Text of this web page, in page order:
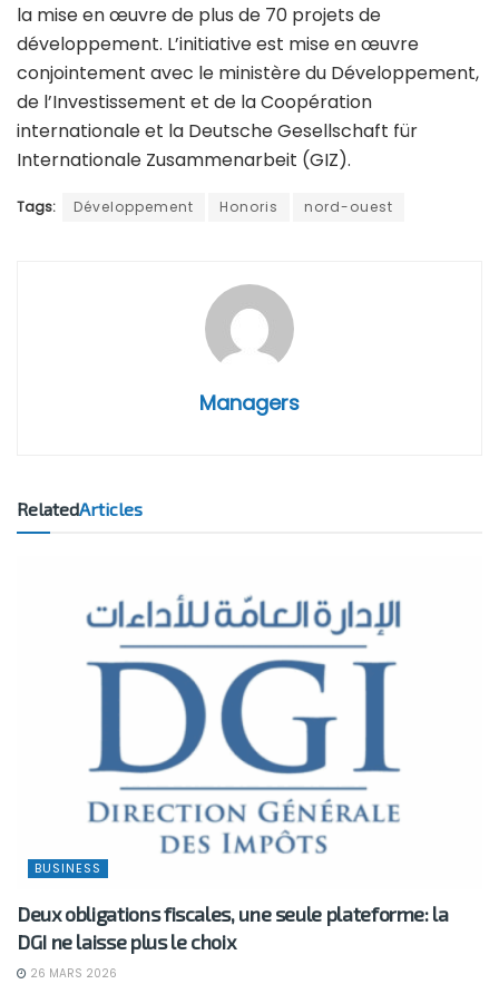
la mise en œuvre de plus de 70 projets de
développement. L’initiative est mise en œuvre
conjointement avec le ministère du Développement,
de l’Investissement et de la Coopération
internationale et la Deutsche Gesellschaft für
Internationale Zusammenarbeit (GIZ).
Tags: Développement Honoris nord-ouest
Managers
RelatedArticles
BUSINESS
Deux obligations fiscales, une seule plateforme: la
DGI ne laisse plus le choix
26 MARS 2026